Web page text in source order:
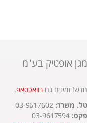
מגן אופטיק בע"מ
חדש! זמינים גם בוואטסאפ.​
טל. משרד: 03-9617602
פקס: